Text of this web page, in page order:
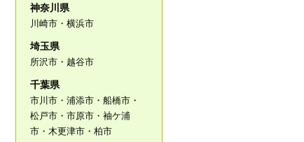
神奈川県
川崎市・横浜市
埼玉県
所沢市・越谷市
千葉県
市川市・浦添市・船橋市・
松戸市・市原市・袖ケ浦
市・木更津市・柏市